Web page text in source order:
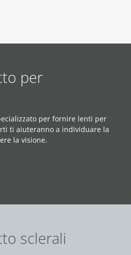
per
per fornire lenti per
ti aiuteranno a individuare la
la visione.
sclerali